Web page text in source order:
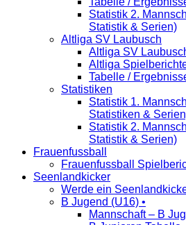
Statistik 2.
Statistik & Serien)
Altliga SV Laubusch
Altliga SV
Altliga
Tabelle /
Statistiken
Statistik 1.
Statistiken &
Statistik 2.
Statistik & Serien)
Frauenfussball
Frauenfussball
Seenlandkicker
Werde ein
B Jugend (U16) •
Mannschaft – B